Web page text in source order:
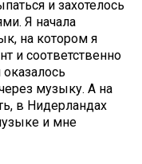
и захотелось
Я начала
на котором я
и соответственно
музыку. А на
в Нидерландах
и мне